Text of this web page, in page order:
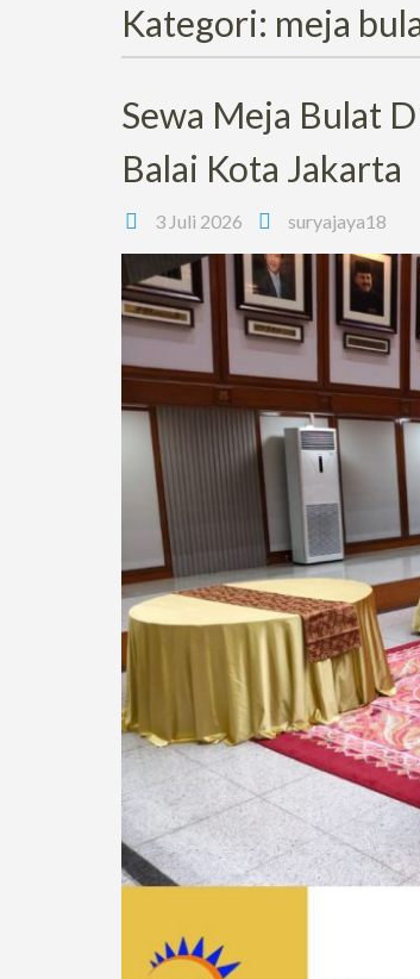
Kategori: meja
Sewa Meja Bulat
Balai Kota Jakarta
3 Juli 2026 suryajaya18